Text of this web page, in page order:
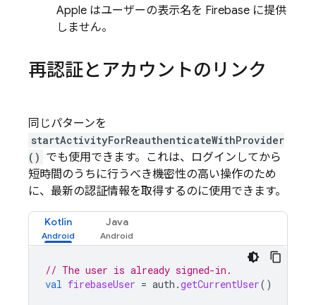
Apple はユーザーの表示名を Firebase に提供
しません。
再認証とアカウントのリンク
同じパターンを
startActivityForReauthenticateWithProvider
() でも使用できます。これは、ログインしてから
短時間のうちに行うべき機密性の高い操作のため
に、最新の認証情報を取得するのに使用できます。
Kotlin Java
// The user is already signed-in.
val firebaseUser = auth .getCurrentUser()